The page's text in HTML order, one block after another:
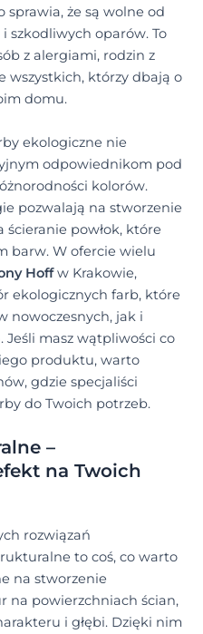
że są wolne od
szkodliwych oparów. To
z alergiami, rodzin z
wszystkich, którzy dbają o
domu.
ekologiczne nie
odpowiednikom pod
kolorów.
pozwalają na stworzenie
ścieranie powłok, które
barw. W ofercie wielu
Hoffw Krakowie,
ekologicznych farb, które
nowoczesnych, jak i
Jeśli masz wątpliwości co
produktu, warto
gdzie specjaliści
do Twoich potrzeb.
–
na Twoich
rozwiązań
to coś, co warto
na stworzenie
na powierzchniach ścian,
i głębi. Dzięki nim